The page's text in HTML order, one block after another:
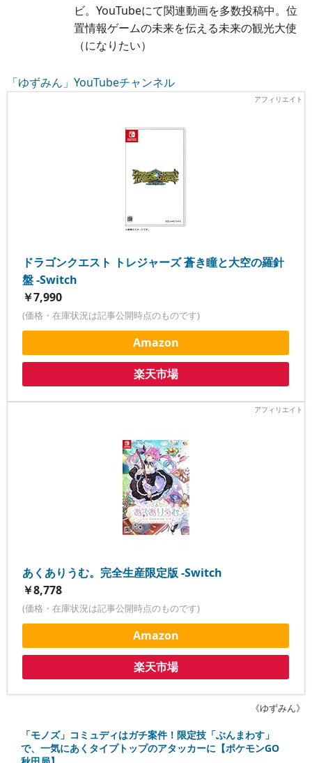
ケモンGO』『ドラクエウォーク』の魅力を発
信し続ける「ゆず」と「たくみん」のコン
ビ。YouTubeにて関連動画を多数投稿中。位
（になりたい）
ドラゴンクエスト トレジャーズ 蒼き瞳と大空の羅針
盤 -Switch
￥7,990
(価格・在庫状況は記事公開時点のものです)
Amazon
楽天市場
あくありうむ。完全生産限定版 -Switch
￥8,778
(価格・在庫状況は記事公開時点のものです)
Amazon
楽天市場
《ゆずみん》